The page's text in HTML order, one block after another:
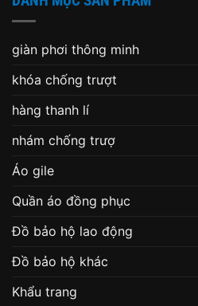
giàn phơi thông minh
khóa chống trượt
hàng thanh lí
nhám chống trượ
Áo gile
Quần áo đồng phục
Đồ bảo hộ lao động
Đồ bảo hộ khác
Khẩu trang